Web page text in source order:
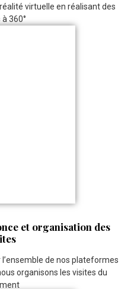
virtuelle en réalisant des
360°
et organisation des
de nos plateformes
organisons les visites du